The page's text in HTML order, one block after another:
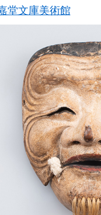
堂文庫美術館